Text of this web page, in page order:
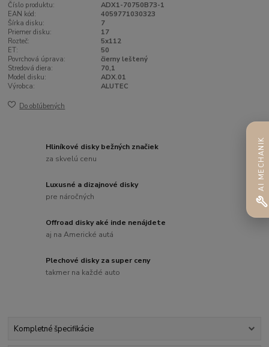
Číslo produktu:
ADX1-70750B73-1
EAN kód:
4059771030323
Šírka disku:
7
Priemer disku:
17
Rozteč:
5x112
ET:
50
Povrchová úprava:
čierny leštený
Stredová diera:
70,1
Model disku:
ADX.01
Výrobca:
ALUTEC
Do obľúbených
Hliníkové disky bežných značiek
za skvelú cenu
Luxusné a dizajnové disky
pre náročných
Offroad disky aké inde nenájdete
aj na Americké autá
Plechové disky za super ceny
takmer na každé auto
Kompletné špecifikácie
AI MECHANIK